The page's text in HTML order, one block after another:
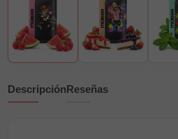
DescripciónReseñas